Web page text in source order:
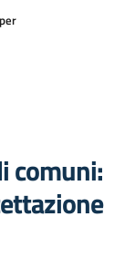
comuni: